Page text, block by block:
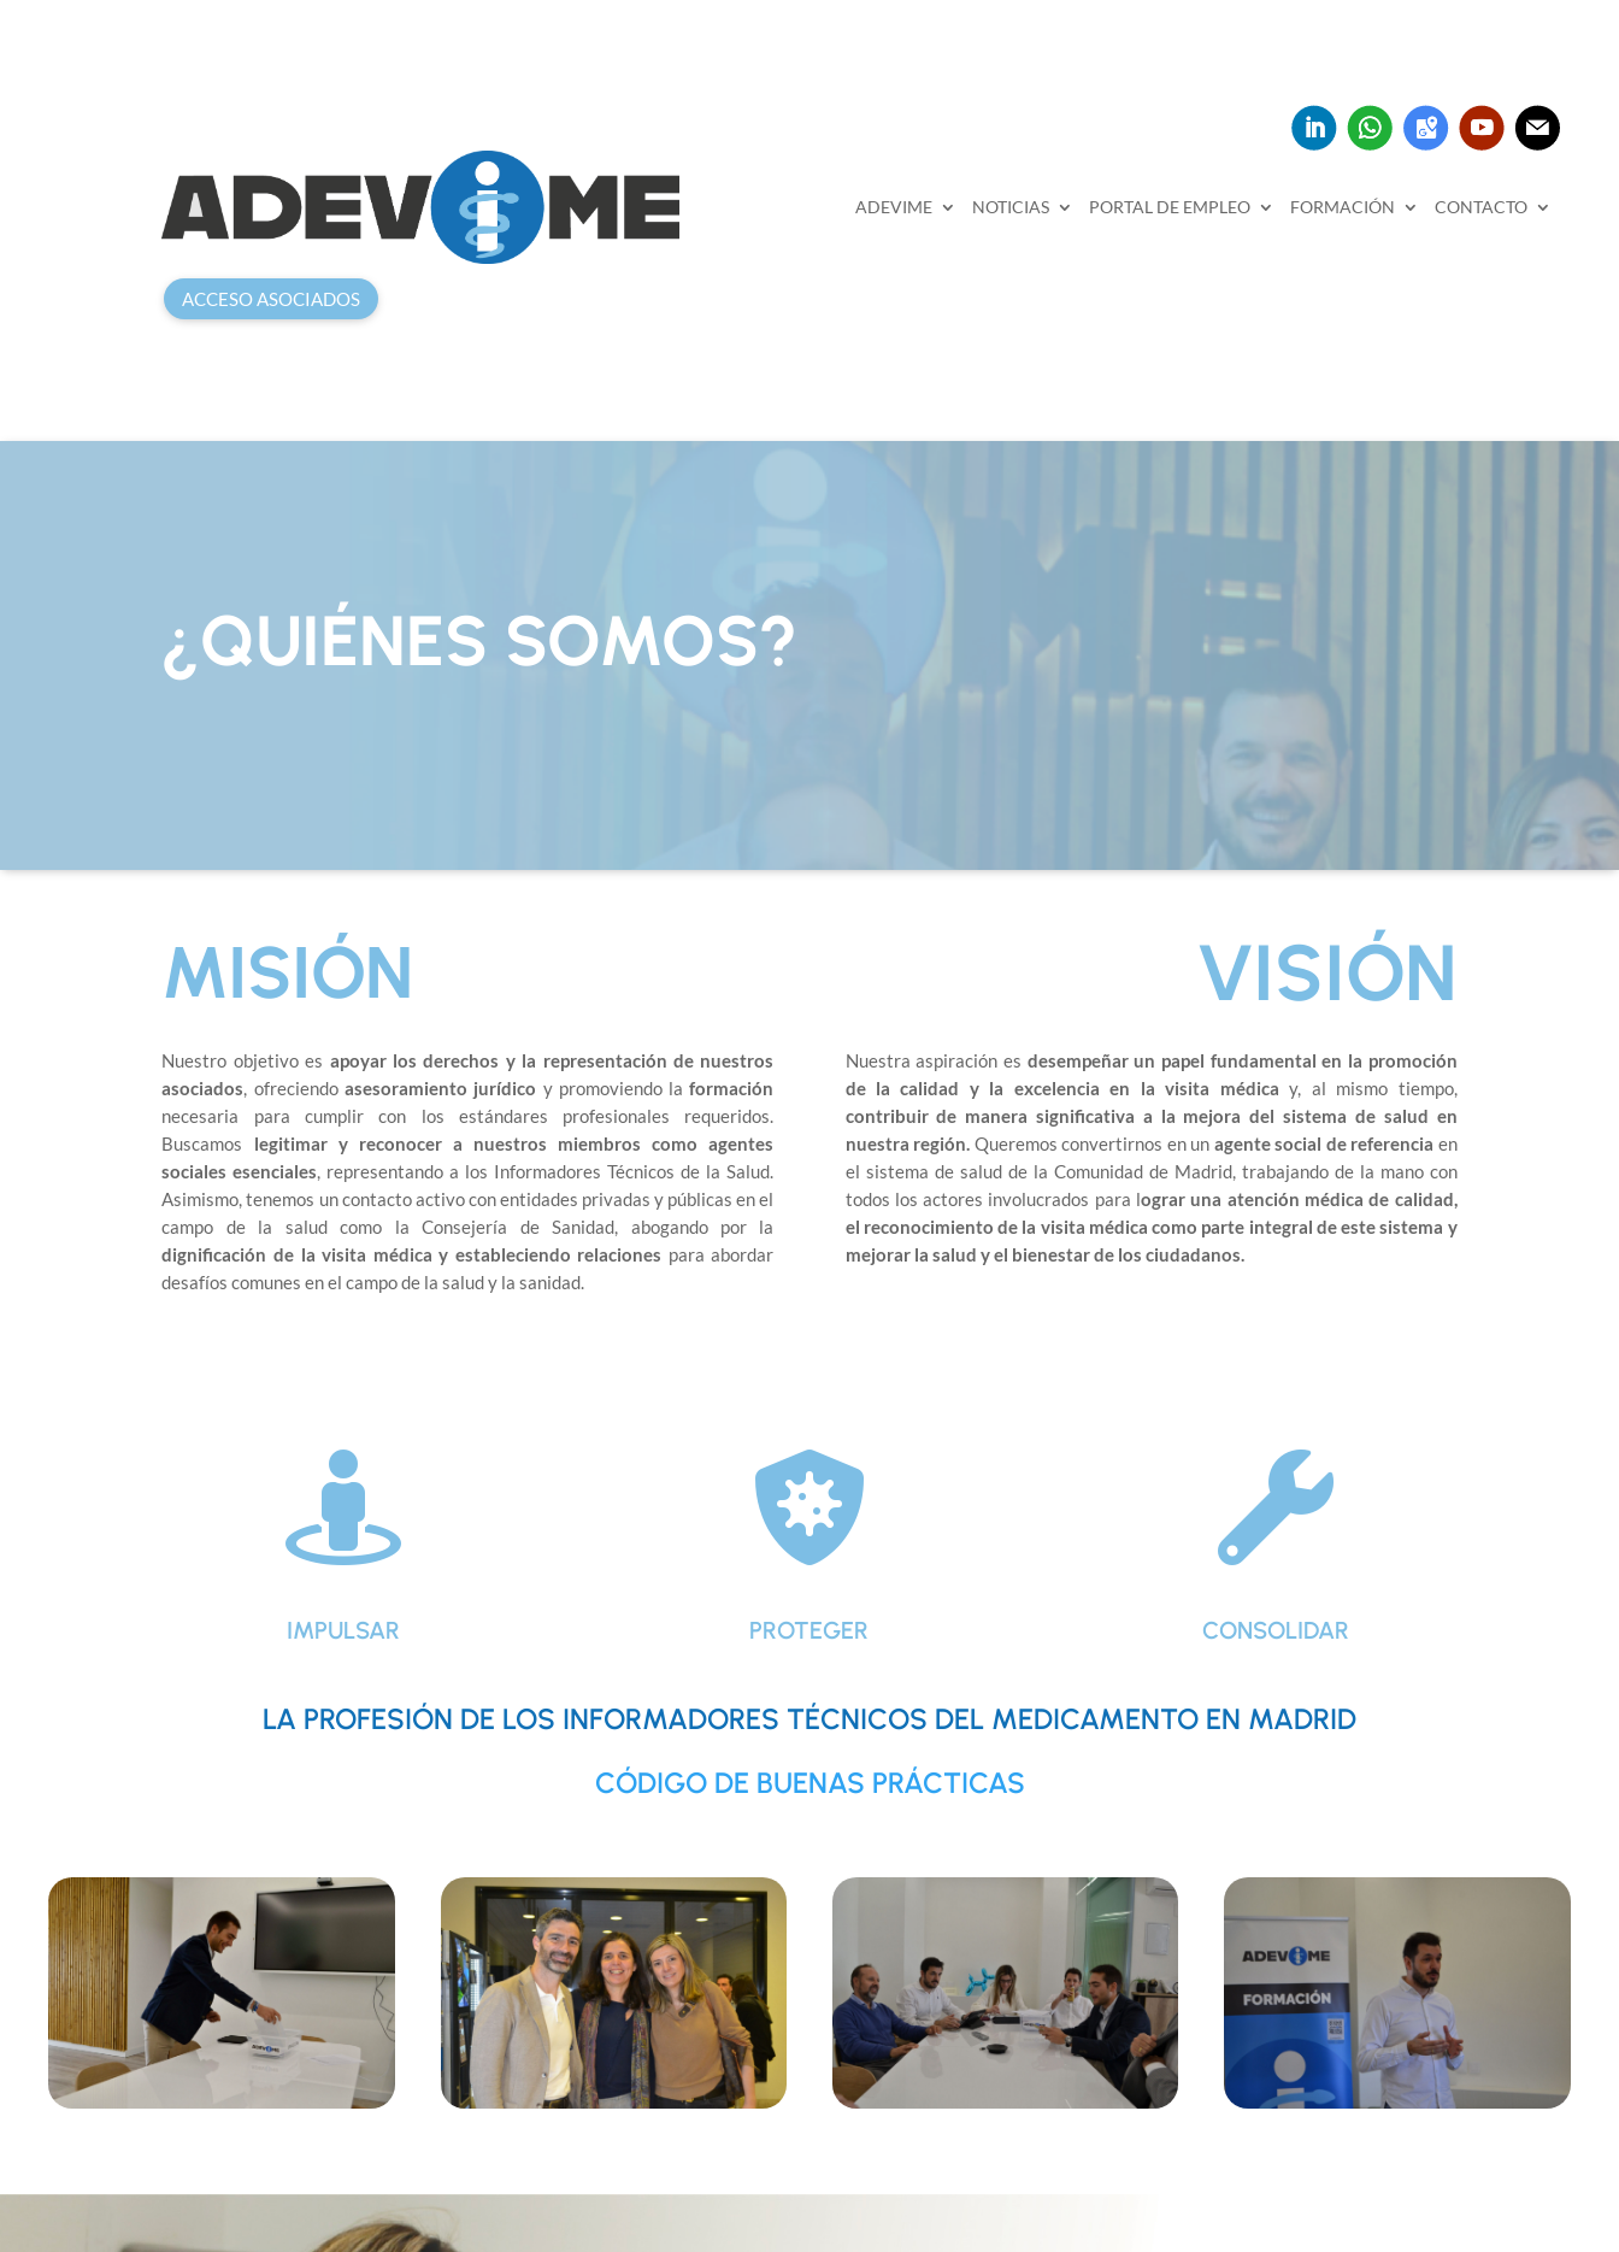
ADEVIME NOTICIAS PORTAL DE EMPLEO FORMACIÓN CONTACTO
ACCESO ASOCIADOS
¿QUIÉNES SOMOS?
MISIÓN
Nuestro objetivo es apoyar los derechos y la representación de nuestros
asociados, ofreciendo asesoramiento jurídico y promoviendo laformación
necesaria para cumplir con los estándares profesionales requeridos.
Buscamos legitimar y reconocer a nuestros miembros como agentes
sociales esenciales, representando a los Informadores Técnicos de la Salud.
Asimismo, tenemos un contacto activo con entidades privadas y públicas en el
campo de la salud como la Consejería de Sanidad, abogando por la
dignificación de la visita médica y estableciendo relaciones para abordar
desafíos comunes en el campo de la salud y la sanidad.
VISIÓN
Nuestra aspiración es desempeñar un papel fundamental en la promoción
de la calidad y la excelencia en la visita médica y, al mismo tiempo,
contribuir de manera significativa a la mejora del sistema de salud en
nuestra región. Queremos convertirnos en un agente social de referencia en
el sistema de salud de la Comunidad de Madrid, trabajando de la mano con
todos los actores involucrados para lograr una atención médica de calidad,
el reconocimiento de la visita médica como parte integral de este sistema y
mejorar la salud y el bienestar de los ciudadanos.

IMPULSAR

PROTEGER

CONSOLIDAR
LA PROFESIÓN DE LOS INFORMADORES TÉCNICOS DEL MEDICAMENTO EN MADRID
CÓDIGO DE BUENAS PRÁCTICAS